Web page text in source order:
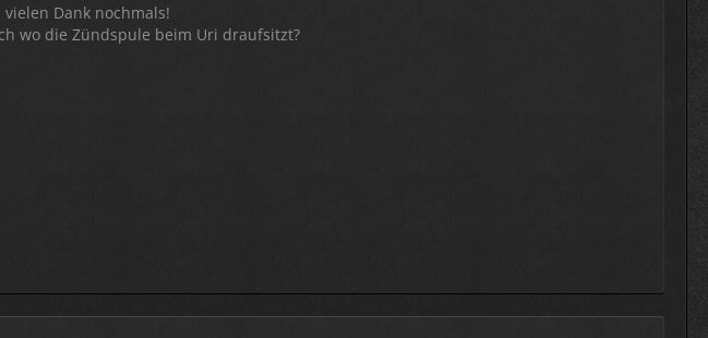
Dank nochmals!
wo die Zündspule beim Uri draufsitzt?